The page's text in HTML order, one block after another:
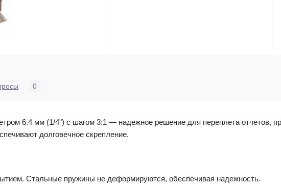
0
6.4 мм (1/4") с шагом 3:1 — надежное решение для переплета отчетов,
долговечное скрепление.
Стальные пружины не деформируются, обеспечивая надежность.